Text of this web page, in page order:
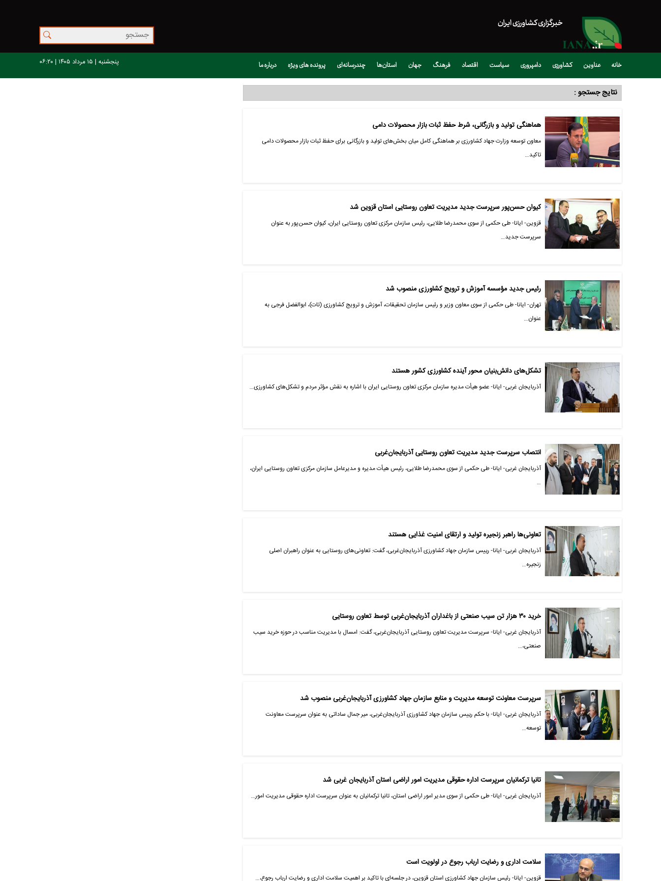
خبرگزاری کشاورزی ایران
خانه عناوین کشاورزی دامپروری سیاست اقتصاد فرهنگ جهان استان‌ها چندرسانه‌ای پرونده های ویژه درباره ما پنجشنبه | ۱۵ مرداد ۱۴۰۵ | ۰۶:۲۰
نتایج جستجو :
هماهنگی تولید و بازرگانی، شرط حفظ ثبات بازار محصولات دامی
معاون توسعه وزارت جهاد کشاورزی بر هماهنگی کامل میان بخش‌های تولید و بازرگانی برای حفظ ثبات بازار محصولات دامی
تاکید…
کیوان حسن‌پور سرپرست جدید مدیریت تعاون روستایی استان قزوین شد
قزوین- ایانا- طی حکمی از سوی محمدرضا طلایی، رئیس سازمان مرکزی تعاون روستایی ایران، کیوان حسن‌پور به عنوان
سرپرست جدید…
رئیس جدید مؤسسه آموزش و ترویج کشاورزی منصوب شد
تهران- ایانا- طی حکمی از سوی معاون وزیر و رئیس سازمان تحقیقات، آموزش و ترویج کشاورزی (تات)، ابوالفضل فرجی به
عنوان…
تشکل‌های دانش‌بنیان محور آینده کشاورزی کشور هستند
آذربایجان غربی- ایانا- عضو هیأت‌ مدیره سازمان مرکزی تعاون روستایی ایران با اشاره به نقش مؤثر مردم و تشکل‌های کشاورزی…
انتصاب سرپرست جدید مدیریت تعاون روستایی آذربایجان‌غربی
آذربایجان غربی- ایانا- طی حکمی از سوی محمدرضا طلایی، رئیس هیأت مدیره و مدیرعامل سازمان مرکزی تعاون روستایی ایران،
…
تعاونی‌ها راهبر زنجیره تولید و ارتقای امنیت غذایی هستند
آذربایجان غربی- ایانا- رییس سازمان جهاد کشاورزی آذربایجان‌غربی، گفت: تعاونی‌های روستایی به عنوان راهبران اصلی
زنجیره…
خرید ۳۰ هزار تن سیب صنعتی از باغداران آذربایجان‌غربی توسط تعاون روستایی
آذربایجان غربی- ایانا- سرپرست مدیریت تعاون روستایی آذربایجان‌غربی، گفت: امسال با مدیریت مناسب در حوزه خرید سیب
صنعتی،…
سرپرست معاونت توسعه مدیریت و منابع سازمان جهاد کشاورزی آذربایجان‌غربی منصوب شد
آذربایجان غربی- ایانا- با حکم رییس سازمان جهاد کشاورزی آذربایجان‌غربی، میر جمال ساداتی به عنوان سرپرست معاونت
توسعه…
تانیا ترکمانیان سرپرست اداره حقوقی مدیریت امور اراضی استان آذربایجان غربی شد
آذربایجان غربی- ایانا- طی حکمی از سوی مدیر امور اراضی استان، تانیا ترکمانیان به عنوان سرپرست اداره حقوقی مدیریت امور…
سلامت اداری و رضایت ارباب رجوع در اولویت است
قزوین- ایانا- رئیس سازمان جهاد کشاورزی استان قزوین، در جلسه‌ای با تاکید بر اهمیت سلامت اداری و رضایت ارباب رجوع،…